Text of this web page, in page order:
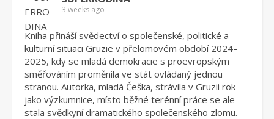
3 weeks ago
Kniha přináší svědectví o společenské, politické a
kulturní situaci Gruzie v přelomovém období 2024–
2025, kdy se mladá demokracie s proevropským
směřováním proměnila ve stát ovládaný jednou
stranou. Autorka, mladá Češka, strávila v Gruzii rok
jako výzkumnice, místo běžné terénní práce se ale
stala svědkyní dramatického společenského zlomu.